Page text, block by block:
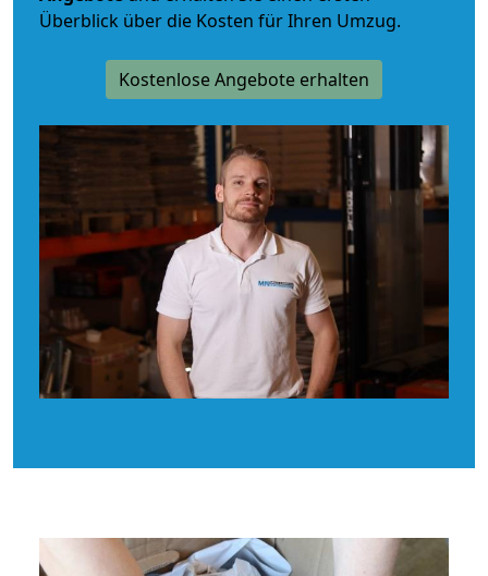
Überblick über die Kosten für Ihren Umzug.
Kostenlose Angebote erhalten